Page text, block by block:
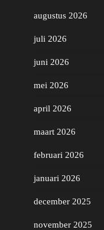
augustus 2026
juli 2026
juni 2026
mei 2026
april 2026
maart 2026
februari 2026
januari 2026
december 2025
november 2025